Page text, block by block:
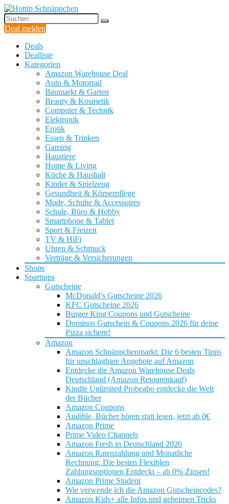
Deal melden
Deals
Dealliste
Kategorien
Amazon Warehouse Deal
Auto & Motorrad
Baumarkt & Garten
Beauty & Kosmetik
Computer & Technik
Elektronik
Erotik
Essen & Trinken
Gaming
Haustiere
Home & Living
Küche & Haushalt
Kinder & Spielzeug
Gesundheit & Körperpflege
Mode, Schuhe & Accessoires
Schule, Büro & Hobby
Smartphone & Tablet
Sport & Freizeit
TV & HiFi
Uhren & Schmuck
Verträge & Versicherungen
Shops
Spartipps
Gutscheine
McDonald’s Gutscheine 2026
KFC Gutscheine 2026
Burger King Coupons und Gutscheine
Dominos Gutschein & Coupons 2026 für deine
Pizza sichern!
Amazon
Amazon Schnäppchenmarkt: Die 6 besten Tipps
für unschlagbare Angebote auf Amazon
Entdecke die Amazon Warehouse Deals
Deutschland (Amazon Retourenkauf)
Kindle Unlimited Probeabo entdecke die Welt
der Bücher
Amazon Coupons
Audible, Bücher hören statt lesen, jetzt ab 0€
Amazon Prime
Prime Video Channels
Amazon Fresh in Deutschland 2026
Amazon Ratenzahlung und Monatliche
Rechnung: Die besten Flexiblen
Zahlungsoptionen Entdeckt – ab 0% Zinsen!
Amazon Prime Student
Wie verwende ich die Amazon Gutscheincodes?
Amazon Kids+ alle Infos und geheimen Tricks